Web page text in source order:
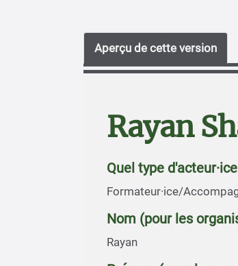
Aperçu de cette version
Rayan
Quel type
Formateur·ice/
Nom (pour les
Rayan